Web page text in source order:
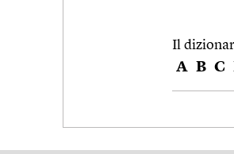
Il
A B C